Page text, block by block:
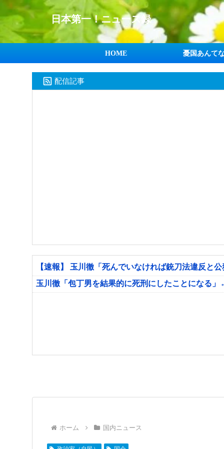
日本第一！ニュース録
HOME 憂国あんて
配信記事
【速報】 玉川徹「死んでいなければ銃刀法違反と
玉川徹「包丁男を結果的に死刑にしたことになる
ホーム 国内ニュース